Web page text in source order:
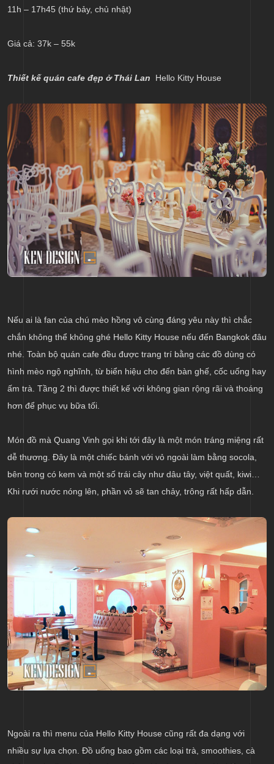
11h – 17h45 (thứ bảy, chủ nhật)
Giá cả: 37k – 55k
Thiết kế quán cafe đẹp ở Thái Lan Hello Kitty House
Nếu ai là fan của chú mèo hồng vô cùng đáng yêu này thì chắc
chắn không thể không ghé Hello Kitty House nếu đến Bangkok đâu
nhé. Toàn bộ quán cafe đều được trang trí bằng các đồ dùng có
hình mèo ngộ nghĩnh, từ biển hiệu cho đến bàn ghế, cốc uống hay
ấm trà. Tầng 2 thì được thiết kế với không gian rộng rãi và thoáng
hơn để phục vụ bữa tối.
Món đồ mà Quang Vinh gọi khi tới đây là một món tráng miệng rất
dễ thương. Đây là một chiếc bánh với vỏ ngoài làm bằng socola,
bên trong có kem và một số trái cây như dâu tây, việt quất, kiwi…
Khi rưới nước nóng lên, phần vỏ sẽ tan chảy, trông rất hấp dẫn.
Ngoài ra thì menu của Hello Kitty House cũng rất đa dạng với
nhiều sự lựa chọn. Đồ uống bao gồm các loại trà, smoothies, cà